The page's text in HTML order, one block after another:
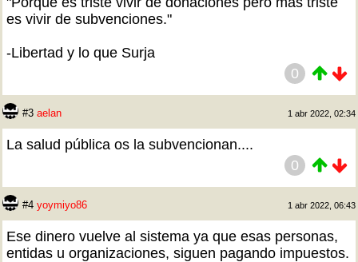
es vivir de subvenciones."
-Libertad y lo que Surja
0
#3 aelan 1 abr 2022, 02:34
La salud pública os la subvencionan....
0
#4 yoymiyo86 1 abr 2022, 06:43
Ese dinero vuelve al sistema ya que esas personas,
entidas u organizaciones, siguen pagando impuestos.